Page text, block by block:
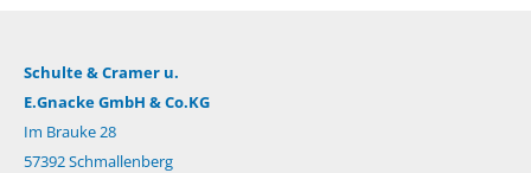
Schulte & Cramer u.
E.Gnacke GmbH & Co.KG
Im Brauke 28
57392 Schmallenberg